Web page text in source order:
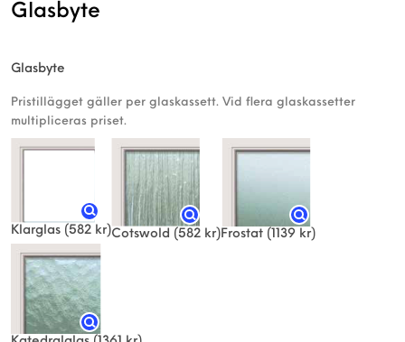
Glasbyte
Glasbyte
Pristillägget gäller per glaskassett. Vid flera glaskassetter
multipliceras priset.
Klarglas (582 kr)Cotswold (582 kr)Frostat (1139 kr)